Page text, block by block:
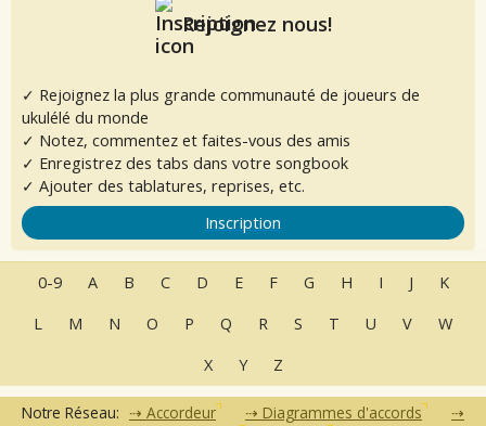
Rejoignez nous!
✓ Rejoignez la plus grande communauté de joueurs de
ukulélé du monde
✓ Notez, commentez et faites-vous des amis
✓ Enregistrez des tabs dans votre songbook
✓ Ajouter des tablatures, reprises, etc.
Inscription
0-9 A B C D E F G H I J
K
L
M N O P Q R S T U V
W
X
Y Z
Notre Réseau: Accordeur
Diagrammes d'accords